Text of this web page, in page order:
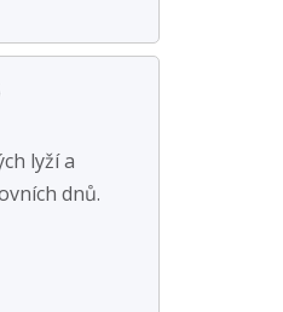
lyží a
dnů.